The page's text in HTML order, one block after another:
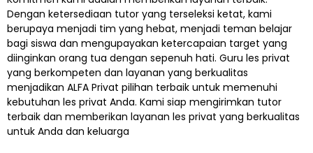
Dengan ketersediaan tutor yang terseleksi ketat, kami
berupaya menjadi tim yang hebat, menjadi teman belajar
bagi siswa dan mengupayakan ketercapaian target yang
diinginkan orang tua dengan sepenuh hati. Guru les privat
yang berkompeten dan layanan yang berkualitas
menjadikan ALFA Privat pilihan terbaik untuk memenuhi
kebutuhan les privat Anda. Kami siap mengirimkan tutor
terbaik dan memberikan layanan les privat yang berkualitas
untuk Anda dan keluarga